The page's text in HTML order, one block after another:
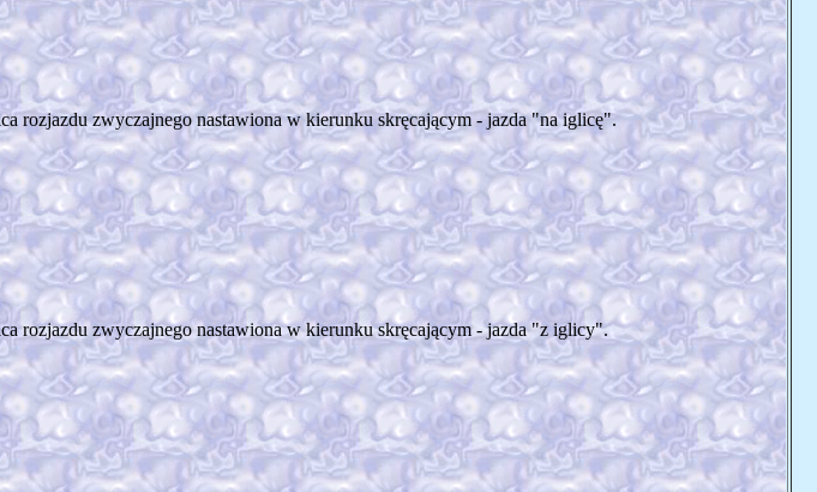
rozjazdu zwyczajnego nastawiona w kierunku skręcającym - jazda "na iglicę".
rozjazdu zwyczajnego nastawiona w kierunku skręcającym - jazda "z iglicy".